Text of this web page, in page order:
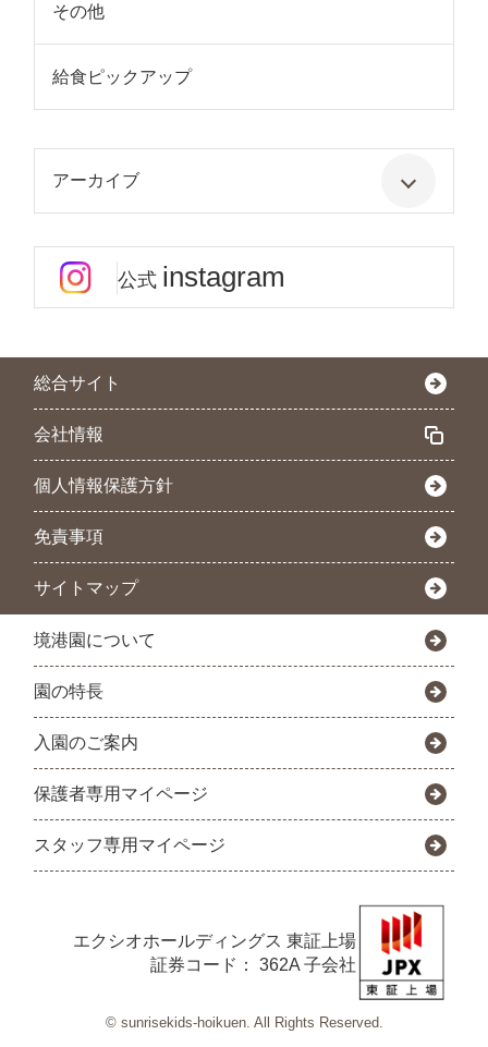
その他
給食ピックアップ
アーカイブ
公式 instagram
総合サイト
会社情報
個人情報保護方針
免責事項
サイトマップ
境港園について
園の特長
入園のご案内
保護者専用マイページ
スタッフ専用マイページ
エクシオホールディングス 東証上場
証券コード： 362A 子会社
© sunrisekids-hoikuen. All Rights Reserved.